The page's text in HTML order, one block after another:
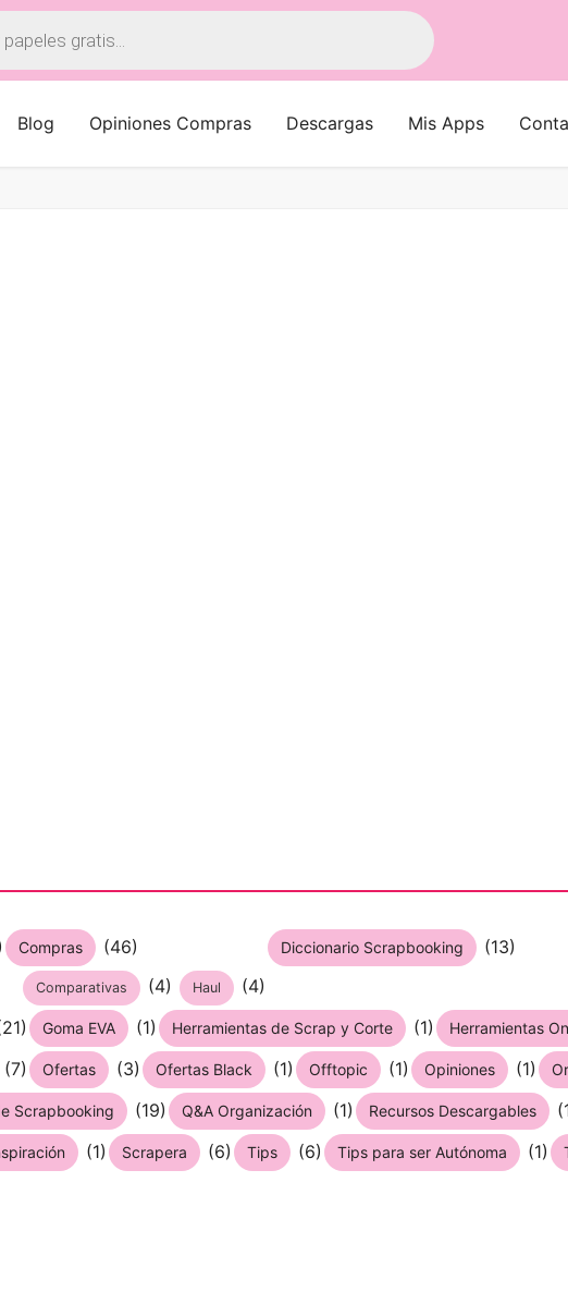
Blog Opiniones Compras Descargas Mis Apps
Compras (46)
Comparativas (4) Haul (4)
Diccionario Scrapbooking (13)
Goma EVA (1) Herramientas de Scrap y Corte (1) Herramientas
(7) Ofertas (3) Ofertas Black (1) Offtopic (1) Opiniones (1)
Scrapbooking (19) Q&A Organización (1) Recursos Descargables
(1) Scrapera (6) Tips (6) Tips para ser Autónoma (1)